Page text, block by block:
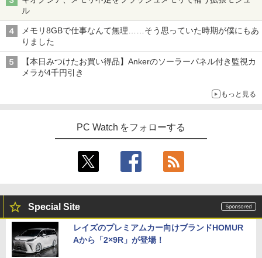
ル
メモリ8GBで仕事なんて無理……そう思っていた時期が僕にもあ
りました
【本日みつけたお買い得品】Ankerのソーラーパネル付き監視カ
メラが4千円引き
もっと見る
PC Watch をフォローする
Special Site
レイズのプレミアムカー向けブランドHOMUR
Aから「2×9R」が登場！